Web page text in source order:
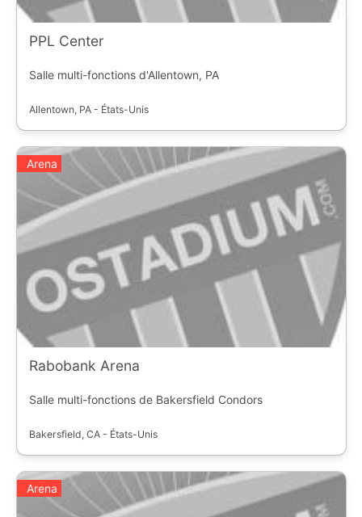
PPL Center
Salle multi-fonctions d'Allentown, PA
Allentown, PA - États-Unis
Arena
Rabobank Arena
Salle multi-fonctions de Bakersfield Condors
Bakersfield, CA - États-Unis
Arena